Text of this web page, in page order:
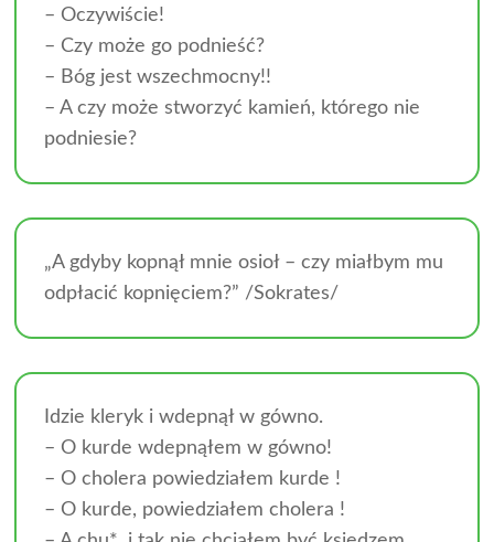
– Oczywiście!
– Czy może go podnieść?
– Bóg jest wszechmocny!!
– A czy może stworzyć kamień, którego nie
podniesie?
„A gdyby kopnął mnie osioł – czy miałbym mu
odpłacić kopnięciem?” /Sokrates/
Idzie kleryk i wdepnął w gówno.
– O kurde wdepnąłem w gówno!
– O cholera powiedziałem kurde !
– O kurde, powiedziałem cholera !